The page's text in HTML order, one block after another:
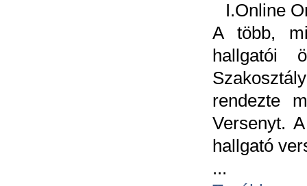
I.Online
A több,
hallgatói
rendezte
Versenyt.
hallgató
...